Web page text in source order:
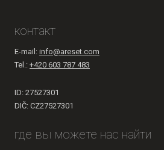
контакт
E-mail: info@areset.com
Tel.: +420 603 787 483
ID: 27527301
DIČ: CZ27527301
где вы можете нас найти